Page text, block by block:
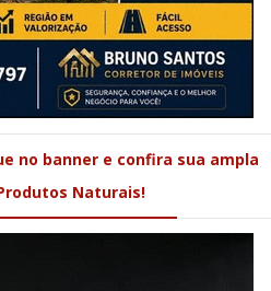
no banner e confira sua ampla
Naturais!